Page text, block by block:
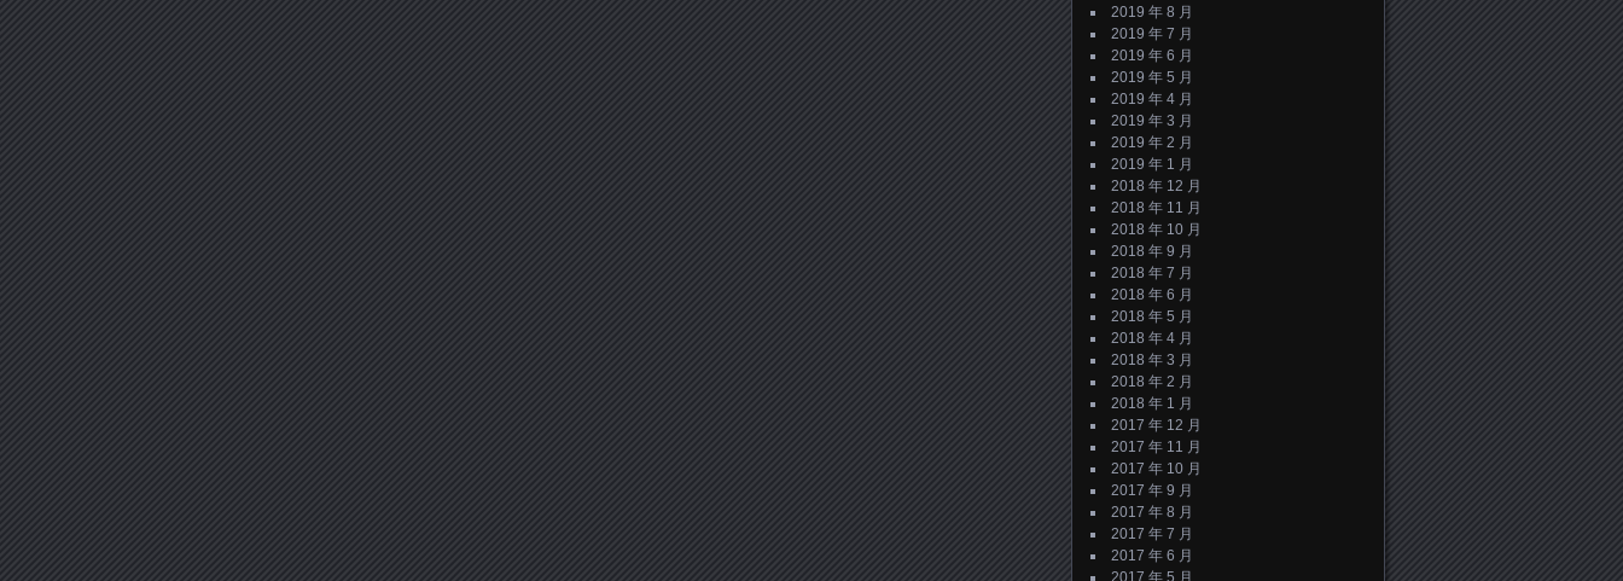
2019 年 8 月
2019 年 7 月
2019 年 6 月
2019 年 5 月
2019 年 4 月
2019 年 3 月
2019 年 2 月
2019 年 1 月
2018 年 12 月
2018 年 11 月
2018 年 10 月
2018 年 9 月
2018 年 7 月
2018 年 6 月
2018 年 5 月
2018 年 4 月
2018 年 3 月
2018 年 2 月
2018 年 1 月
2017 年 12 月
2017 年 11 月
2017 年 10 月
2017 年 9 月
2017 年 8 月
2017 年 7 月
2017 年 6 月
2017 年 5 月